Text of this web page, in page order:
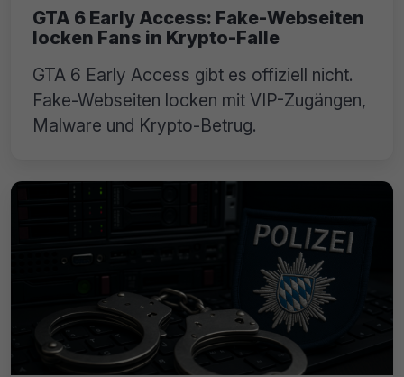
GTA 6 Early Access: Fake-Webseiten
locken Fans in Krypto-Falle
GTA 6 Early Access gibt es offiziell nicht.
Fake-Webseiten locken mit VIP-Zugängen,
Malware und Krypto-Betrug.